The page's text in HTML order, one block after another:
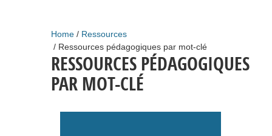
Home
Ressources
Ressources pédagogiques par mot-clé
RESSOURCES PÉDAGOGIQUES
PAR MOT-CLÉ